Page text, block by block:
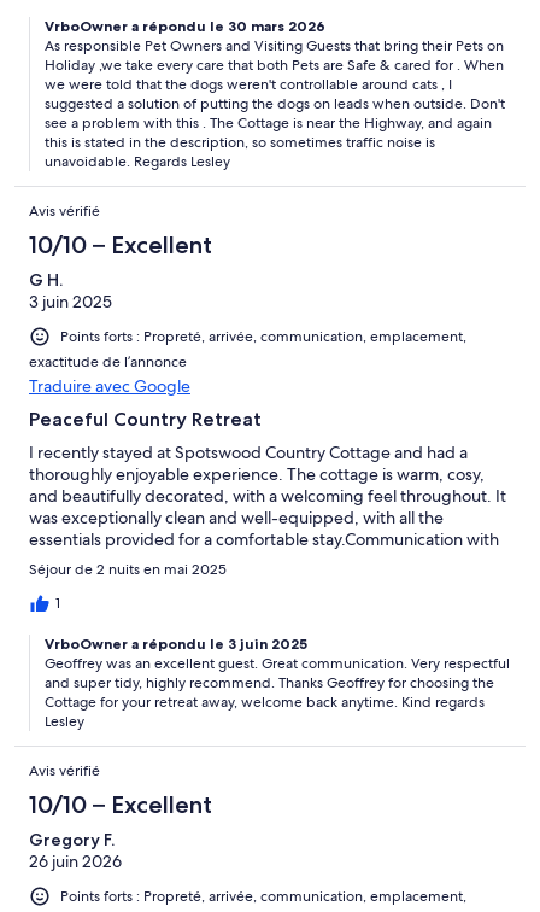
VrboOwner a répondu le 30 mars 2026
As responsible Pet Owners and Visiting Guests that bring their Pets on
Holiday ,we take every care that both Pets are Safe & cared for . When
we were told that the dogs weren't controllable around cats , I
suggested a solution of putting the dogs on leads when outside. Don't
see a problem with this . The Cottage is near the Highway, and again
this is stated in the description, so sometimes traffic noise is
unavoidable. Regards Lesley
Avis vérifié
10/10 – Excellent
G H.
3 juin 2025
Points forts : Propreté, arrivée, communication, emplacement,
exactitude de l’annonce
Traduire avec Google
Peaceful Country Retreat
I recently stayed at Spotswood Country Cottage and had a
thoroughly enjoyable experience. The cottage is warm, cosy,
and beautifully decorated, with a welcoming feel throughout. It
was exceptionally clean and well-equipped, with all the
essentials provided for a comfortable stay.Communication with
Lesley, the owner, was excellent from start to finish. She was
friendly, responsive, and made everything easy — from booking
to check-in. It was clear she genuinely cares about her guests’
recommended.
Séjour de 2 nuits en mai 2025
1
VrboOwner a répondu le 3 juin 2025
Geoffrey was an excellent guest. Great communication. Very respectful
and super tidy, highly recommend. Thanks Geoffrey for choosing the
Cottage for your retreat away, welcome back anytime. Kind regards
Lesley
Avis vérifié
10/10 – Excellent
Gregory F.
26 juin 2026
Points forts : Propreté, arrivée, communication, emplacement,